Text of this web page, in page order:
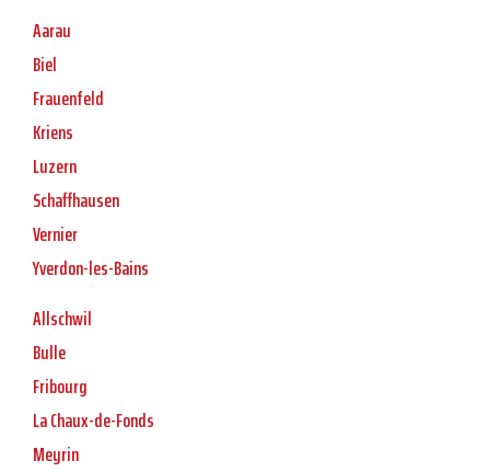
Aarau
Biel
Frauenfeld
Kriens
Luzern
Schaffhausen
Vernier
Yverdon-les-Bains
Allschwil
Bulle
Fribourg
La Chaux-de-Fonds
Meyrin